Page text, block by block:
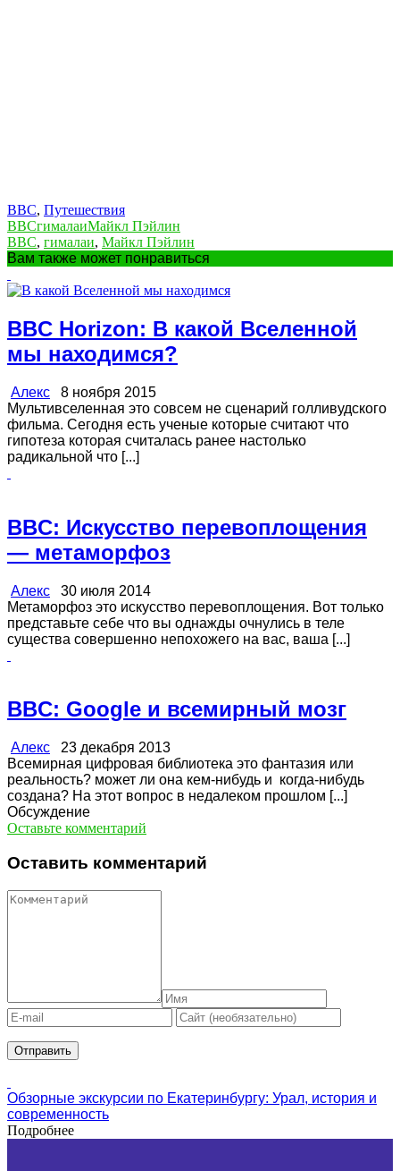
BBC, Путешествия
BBCгималаиМайкл Пэйлин
BBC, гималаи, Майкл Пэйлин
Вам также может понравиться
BBC Horizon: В какой Вселенной
мы находимся?
Алекс 8 ноября 2015
Мультивселенная это совсем не сценарий голливудского
фильма. Сегодня есть ученые которые считают что
гипотеза которая считалась ранее настолько
радикальной что [...]
BBC: Искусство перевоплощения
— метаморфоз
Алекс 30 июля 2014
Метаморфоз это искусство перевоплощения. Вот только
представьте себе что вы однажды очнулись в теле
существа совершенно непохожего на вас, ваша [...]
BBC: Google и всемирный мозг
Алекс 23 декабря 2013
Всемирная цифровая библиотека это фантазия или
реальность? может ли она кем-нибудь и когда-нибудь
создана? На этот вопрос в недалеком прошлом [...]
Обсуждение
Оставьте комментарий
Оставить комментарий
Обзорные экскурсии по Екатеринбургу: Урал, история и
современность
Подробнее